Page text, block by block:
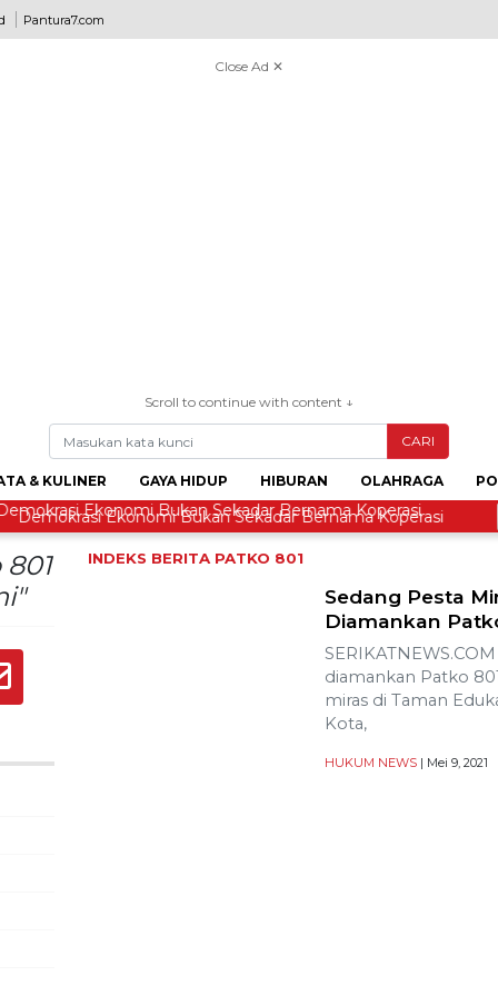
Pantura7.com
Close Ad ✕
Scroll to continue with content ↓
CARI
& KULINER GAYA HIDUP HIBURAN OLAHRAGA
Ekonomi Bukan Sekadar Bernama Koperasi
INDEKS BERITA PATKO 801
Sedang Pesta
Diamankan
diamankan Patko
miras di Taman
Kota,
HUKUM NEWS | Mei 9, 2021